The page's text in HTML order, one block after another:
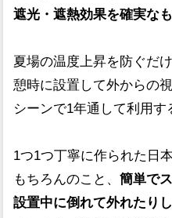
遮光・遮熱効果を確実な
夏場の温度上昇を防ぐだ
憩時に設置して外からの
シーンで1年通して利用す
1つ1つ丁寧に作られた日
もちろんのこと、簡単で
設置中に倒れて外れたり